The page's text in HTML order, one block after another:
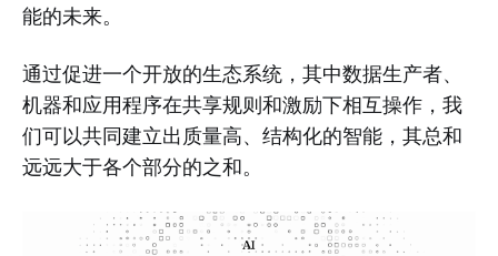
能的未来。
通过促进一个开放的生态系统，其中数据生产者、
机器和应用程序在共享规则和激励下相互操作，我
们可以共同建立出质量高、结构化的智能，其总和
远远大于各个部分的之和。